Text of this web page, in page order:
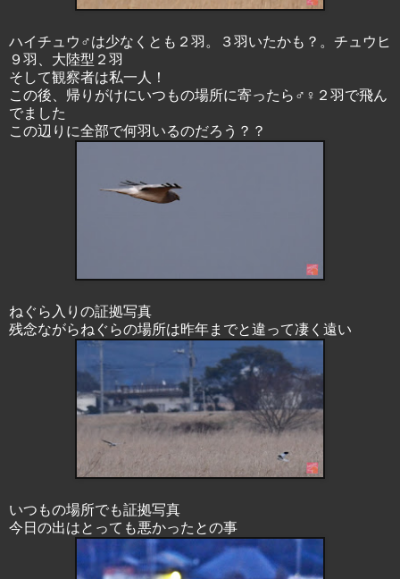
ハイチュウ♂は少なくとも２羽。３羽いたかも？。チュウヒ
９羽、大陸型２羽
そして観察者は私一人！
この後、帰りがけにいつもの場所に寄ったら♂♀２羽で飛ん
でました
この辺りに全部で何羽いるのだろう？？
ねぐら入りの証拠写真
残念ながらねぐらの場所は昨年までと違って凄く遠い
いつもの場所でも証拠写真
今日の出はとっても悪かったとの事